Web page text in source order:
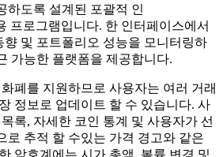
하도록 설계된 포괄적 인
프로그램입니다. 한 인터페이스에서
향 및 포트폴리오 성능을 모니터링하
가능한 플랫폼을 제공합니다.
폐를 지원하므로 사용자는 여러 거래
정보로 업데이트 할 수 있습니다. 사
록, 자세한 코인 통계 및 사용자가 선
로 추적 할 수있는 가격 경고와 같은
암호계에는 시가 총액, 볼륨 변경 및